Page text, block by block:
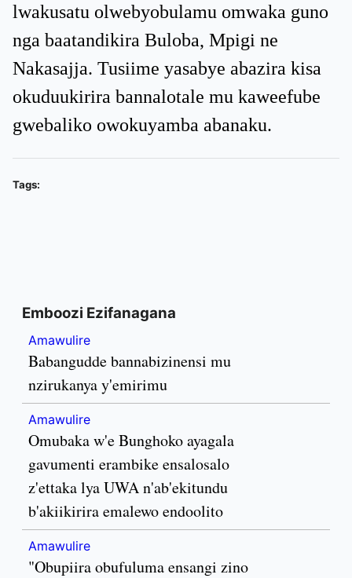
lwakusatu olwebyobulamu omwaka guno
nga baatandikira Buloba, Mpigi ne
Nakasajja. Tusiime yasabye abazira kisa
okuduukirira bannalotale mu kaweefube
gwebaliko owokuyamba abanaku.
Tags:
Emboozi Ezifanagana
Amawulire
Babangudde bannabizinensi mu
nzirukanya y'emirimu
Amawulire
Omubaka w'e Bunghoko ayagala
gavumenti erambike ensalosalo
z'ettaka lya UWA n'ab'ekitundu
b'akiikirira emalewo endoolito
Amawulire
"Obupiira obufuluma ensangi zino